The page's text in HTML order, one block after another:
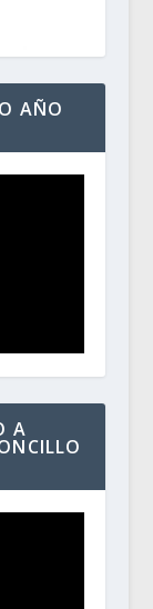
AÑO
A